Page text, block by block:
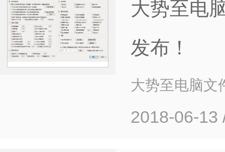
大势至电
发布！
大势至电脑文
2018-06-13